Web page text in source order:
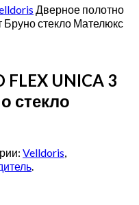
Дверное полотно
Бруно стекло Мателюкс
UNICA 3
стекло
Velldoris,
.